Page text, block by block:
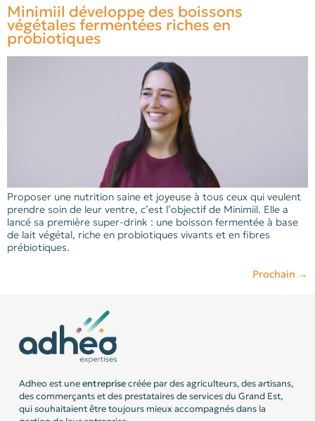
Minimiil développe des boissons
végétales fermentées riches en
probiotiques
Proposer une nutrition saine et joyeuse à tous ceux qui veulent
prendre soin de leur ventre, c’est l’objectif de Minimiil. Elle a
lancé sa première super-drink : une boisson fermentée à base
de lait végétal, riche en probiotiques vivants et en fibres
prébiotiques.
Prochain →
Adheo est uneentreprisecréée par des agriculteurs, des artisans,
des commerçants et des prestataires de services du Grand Est,
qui souhaitaient être toujours mieux accompagnés dans la